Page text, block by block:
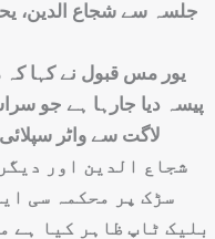
جلسہ سے شجاع الدین،
لاگت سے واٹر
شجاع الدین اور
سڑک پر محکمہ سی
بلیک ٹاپ ظاہر کیا ہے